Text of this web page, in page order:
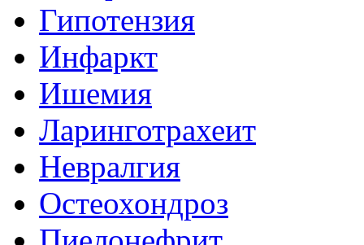
Гипотензия
Инфаркт
Ишемия
Ларинготрахеит
Невралгия
Остеохондроз